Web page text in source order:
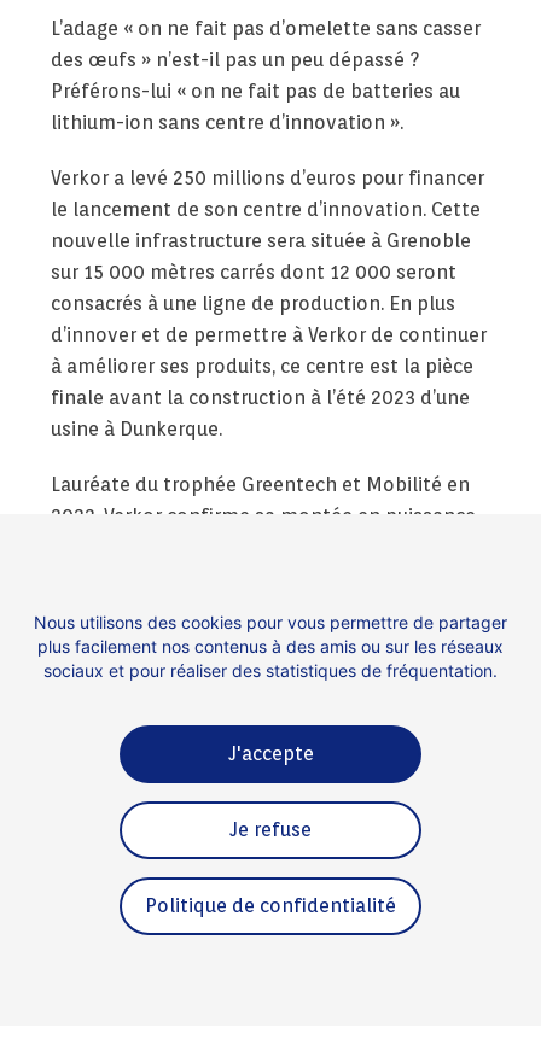
L’adage « on ne fait pas d’omelette sans casser
des œufs » n’est-il pas un peu dépassé ?
Préférons-lui « on ne fait pas de batteries au
lithium-ion sans centre d’innovation ».
Verkor a levé 250 millions d’euros pour financer
le lancement de son centre d’innovation. Cette
nouvelle infrastructure sera située à Grenoble
sur 15 000 mètres carrés dont 12 000 seront
consacrés à une ligne de production. En plus
d’innover et de permettre à Verkor de continuer
à améliorer ses produits, ce centre est la pièce
finale avant la construction à l’été 2023 d’une
usine à Dunkerque.
Lauréate du trophée Greentech et Mobilité en
2022, Verkor confirme sa montée en puissance
novembre 2022 sont tant d’éléments qui font
des batteries de Verkor des solutions adaptées
construit.
Contact
Espace presse
Nous utilisons des cookies pour vous permettre de partager
plus facilement nos contenus à des amis ou sur les réseaux
sociaux et pour réaliser des statistiques de fréquentation.
J'accepte
Je refuse
Politique de confidentialité